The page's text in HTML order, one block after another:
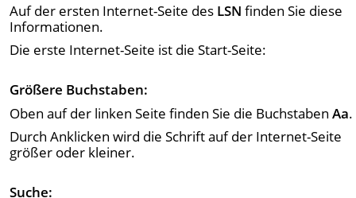
Auf der ersten Internet-Seite des LSN finden Sie diese
Informationen.
Die erste Internet-Seite ist die Start-Seite:
Größere Buchstaben:
Oben auf der linken Seite finden Sie die BuchstabenAa.
Durch Anklicken wird die Schrift auf der Internet-Seite
größer oder kleiner.
Suche: